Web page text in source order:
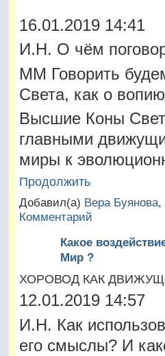
16.01.2019 14:41
И.Н. О чём
ММ Говорить
Света, как о
Высшие Коны
главными
миры к
Продолжить
Добавил(а) Вера Буянова,
Комментарий
Какое
Мир ?
ХОРОВОД КАК
12.01.2019 14:57
И.Н. Как
его смыслы? И